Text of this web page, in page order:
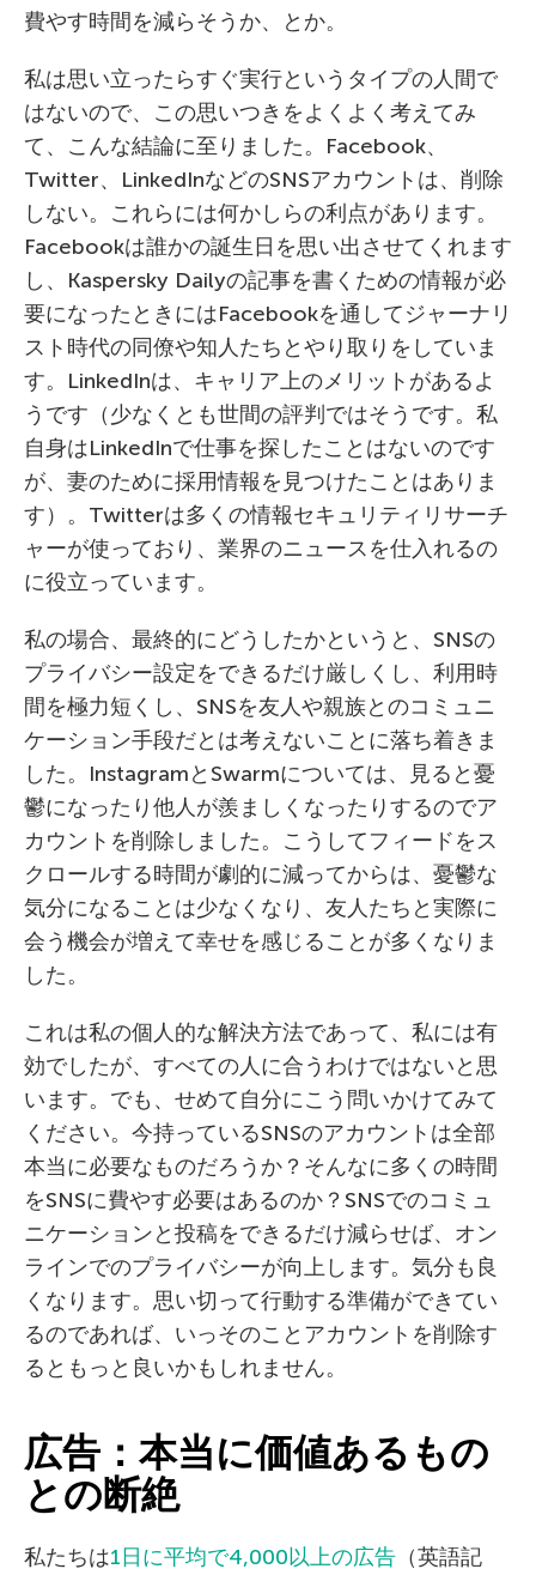
費やす時間を減らそうか、とか。
私は思い立ったらすぐ実行というタイプの人間で
はないので、この思いつきをよくよく考えてみ
て、こんな結論に至りました。Facebook、
Twitter、LinkedInなどのSNSアカウントは、削除
しない。これらには何かしらの利点があります。
Facebookは誰かの誕生日を思い出させてくれます
し、Kaspersky Dailyの記事を書くための情報が必
要になったときにはFacebookを通してジャーナリ
スト時代の同僚や知人たちとやり取りをしていま
す。LinkedInは、キャリア上のメリットがあるよ
うです（少なくとも世間の評判ではそうです。私
自身はLinkedInで仕事を探したことはないのです
が、妻のために採用情報を見つけたことはありま
す）。Twitterは多くの情報セキュリティリサーチ
ャーが使っており、業界のニュースを仕入れるの
に役立っています。
私の場合、最終的にどうしたかというと、SNSの
プライバシー設定をできるだけ厳しくし、利用時
間を極力短くし、SNSを友人や親族とのコミュニ
ケーション手段だとは考えないことに落ち着きま
した。InstagramとSwarmについては、見ると憂
鬱になったり他人が羨ましくなったりするのでア
カウントを削除しました。こうしてフィードをス
クロールする時間が劇的に減ってからは、憂鬱な
気分になることは少なくなり、友人たちと実際に
会う機会が増えて幸せを感じることが多くなりま
した。
これは私の個人的な解決方法であって、私には有
効でしたが、すべての人に合うわけではないと思
います。でも、せめて自分にこう問いかけてみて
ください。今持っているSNSのアカウントは全部
本当に必要なものだろうか？そんなに多くの時間
をSNSに費やす必要はあるのか？SNSでのコミュ
ニケーションと投稿をできるだけ減らせば、オン
ラインでのプライバシーが向上します。気分も良
くなります。思い切って行動する準備ができてい
るのであれば、いっそのことアカウントを削除す
るともっと良いかもしれません。
広告：本当に価値あるもの
との断絶
私たちは1日に平均で4,000以上の広告 （英語記